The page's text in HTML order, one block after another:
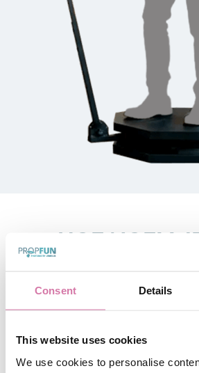
Consent Details
This website uses cookies
We use cookies to personalise
HOE NOEM
FOTOBOOTH
?
nog niet hoor! Er zijn ook
dan aan eenVW photobooth,